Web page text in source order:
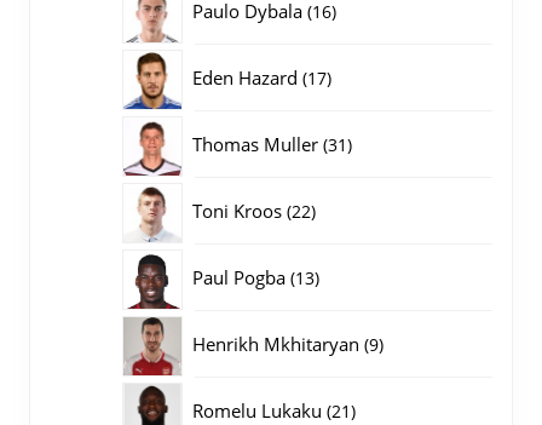
Paulo Dybala 1616
Eden Hazard 1717
Thomas Muller 3131
Toni Kroos 2222
Paul Pogba 1313
Henrikh Mkhitaryan 99
Romelu Lukaku 2121